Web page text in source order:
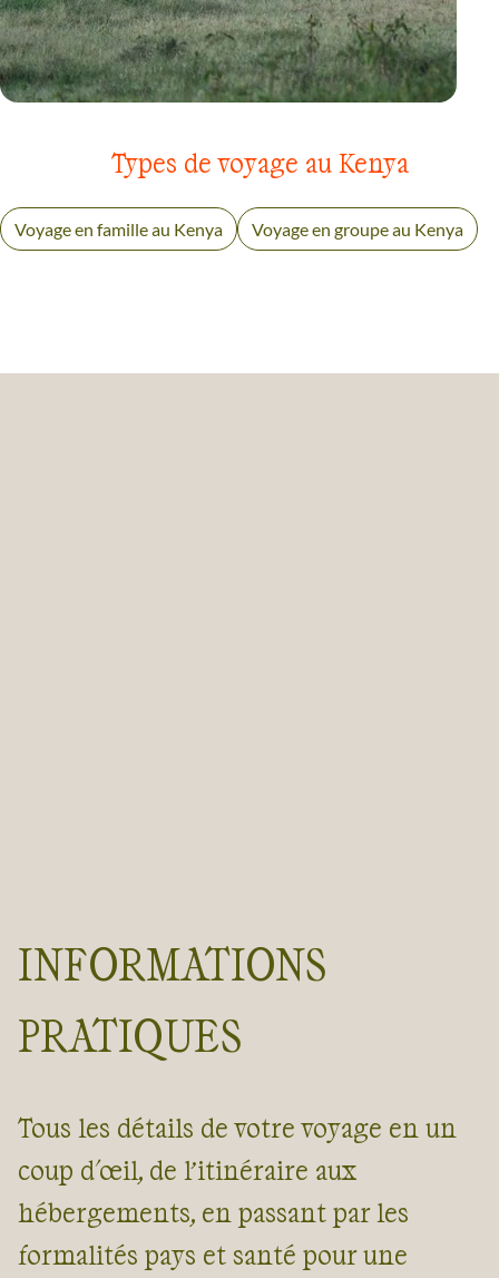
Types de voyage au Kenya
Voyage en famille au Kenya Voyage en groupe au Kenya
INFORMATIONS
PRATIQUES
Tous les détails de votre voyage en un
coup d'œil, de l’itinéraire aux
hébergements, en passant par les
formalités pays et santé pour une